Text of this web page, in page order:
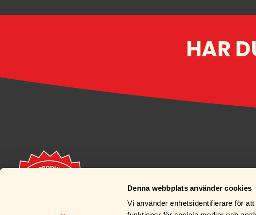
Denna webbplats använder cookies
Vi använder enhetsidentifierare för
HAR